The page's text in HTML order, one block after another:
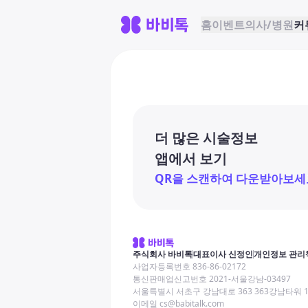
홈이벤트의사/병원커
더 많은 시술정보
앱에서 보기
QR을 스캔하여 다운받아보세
주식회사 바비톡대표이사 신정인개인정보 관리
사업자등록번호 836-86-02172
통신판매업신고번호 2021-서울강남-03497
서울특별시 서초구 강남대로 363 363강남타워
이메일 cs@babitalk.com